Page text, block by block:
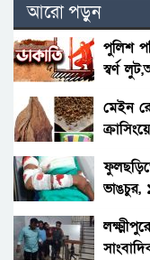
আরো পড়ুন
পুলিশ
স্বর্ণ
মেইন
ভাঙচুর,